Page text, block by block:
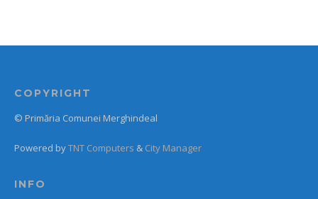
COPYRIGHT
© Primăria Comunei Merghindeal
Powered byTNT Computers & City Manager
INFO